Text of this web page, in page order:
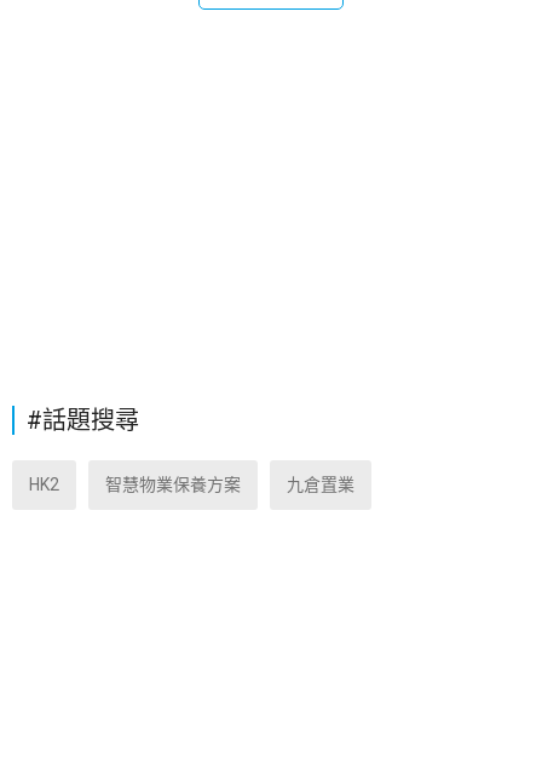
#話題搜尋
HK2 智慧物業保養方案 九倉置業